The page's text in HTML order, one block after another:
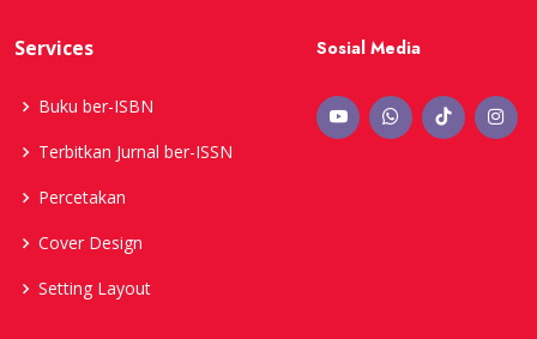
Services
Buku ber-ISBN
Terbitkan Jurnal ber-ISSN
Percetakan
Cover Design
Setting Layout
Sosial Media